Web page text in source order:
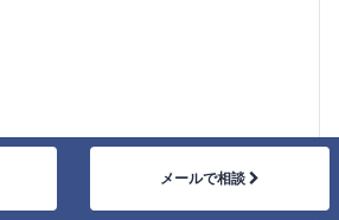
メールで相談